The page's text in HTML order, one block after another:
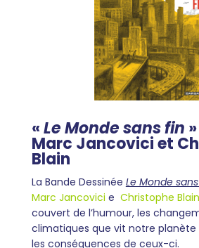
«Le Monde sans fin
Marc Jancovici et
Blain
La Bande Dessinée Le Monde
Marc Jancovici e Christophe Blain
couvert de l’humour, les
climatiques que vit notre
les conséquences de ceux-ci.